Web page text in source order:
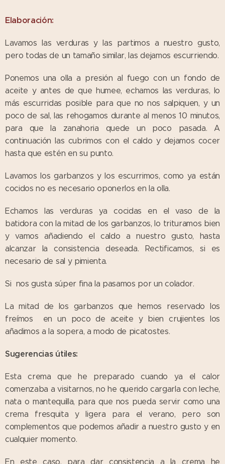
Elaboración:
Lavamos las verduras y las partimos a nuestro gusto,
pero todas de un tamaño similar, las dejamos escurriendo.
Ponemos una olla a presión al fuego con un fondo de
aceite y antes de que humee, echamos las verduras, lo
más escurridas posible para que no nos salpiquen, y un
poco de sal, las rehogamos durante al menos 10 minutos,
para que la zanahoria quede un poco pasada. A
continuación las cubrimos con el caldo y dejamos cocer
hasta que estén en su punto.
Lavamos los garbanzos y los escurrimos, como ya están
cocidos no es necesario oponerlos en la olla.
Echamos las verduras ya cocidas en el vaso de la
batidora con la mitad de los garbanzos, lo trituramos bien
y vamos añadiendo el caldo a nuestro gusto, hasta
alcanzar la consistencia deseada. Rectificamos, si es
necesario de sal y pimienta.
Si nos gusta súper fina la pasamos por un colador.
La mitad de los garbanzos que hemos reservado los
freímos en un poco de aceite y bien crujientes los
añadimos a la sopera, a modo de picatostes.
Sugerencias útiles:
Esta crema que he preparado cuando ya el calor
comenzaba a visitarnos, no he querido cargarla con leche,
nata o mantequilla, para que nos pueda servir como una
crema fresquita y ligera para el verano, pero son
complementos que podemos añadir a nuestro gusto y en
cualquier momento.
En este caso, para dar consistencia a la crema he